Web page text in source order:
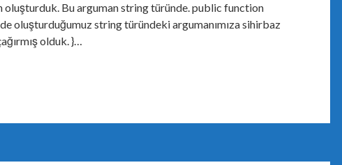
oluşturduk. Bu arguman string türünde. public function
oluşturduğumuz string türündeki argumanımıza sihirbaz
olduk. }…